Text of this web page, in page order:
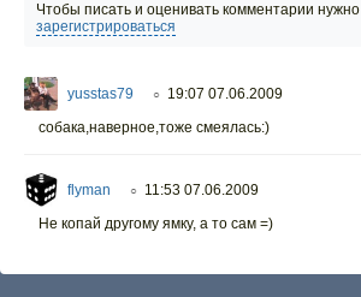
Чтобы писать и оценивать комментарии нужно
зарегистрироваться
yusstas79 ○ 19:07 07.06.2009
собака,наверное,тоже смеялась:)
flyman ○ 11:53 07.06.2009
Не копай другому ямку, а то сам =)